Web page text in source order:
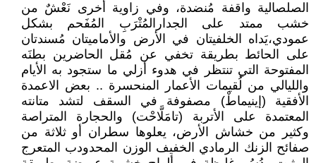
الصلصالية واقفة مُنضدة، وفي زاوية أخرى نَعْشٌ من
خشب ممتد على الجدارالمُتْرَبِ المُفَحم بشكل
عمودي،يَداه الخلفيتان في الأرض والأماميتان مُسندتان
على الحائط بطريقة تخفي عن مُقل الحاضرين بطنَه
المفتوحة التي تنتظر في هدوء أزلي ما ستجود به الأيام
والليالي من لُقيمات الأعمار المنحسرة .. بعض الاعمدة
الأفقية (إينيماطْ) مصفوفة في السقف لتشد متانته
المعتمدة على الأتربة (تامَلَّاحْت) والحجارة المتراصة
وكثير من خشاش الأرض، يعلوها سطران أو ثلاثة من
صفائح الزنك الرمادي الخفيف الوزن المحدودب المتعرج